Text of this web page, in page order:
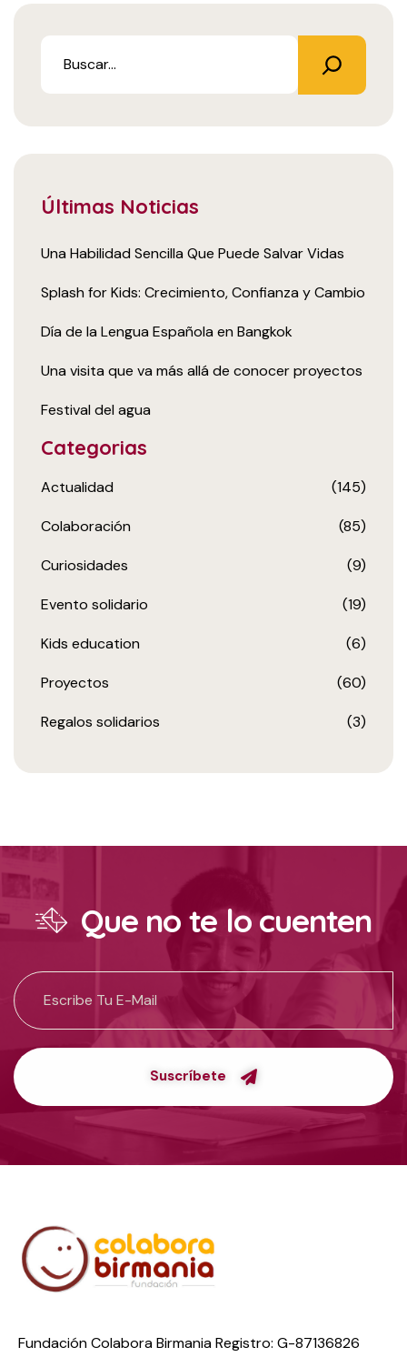
Últimas Noticias
Una Habilidad Sencilla Que Puede Salvar Vidas
Splash for Kids: Crecimiento, Confianza y Cambio
Día de la Lengua Española en Bangkok
Una visita que va más allá de conocer proyectos
Festival del agua
Categorias
Actualidad (145)
Colaboración (85)
Curiosidades (9)
Evento solidario (19)
Kids education (6)
Proyectos (60)
Regalos solidarios (3)
Que no te lo cuenten
Suscríbete
Fundación Colabora Birmania Registro: G-87136826